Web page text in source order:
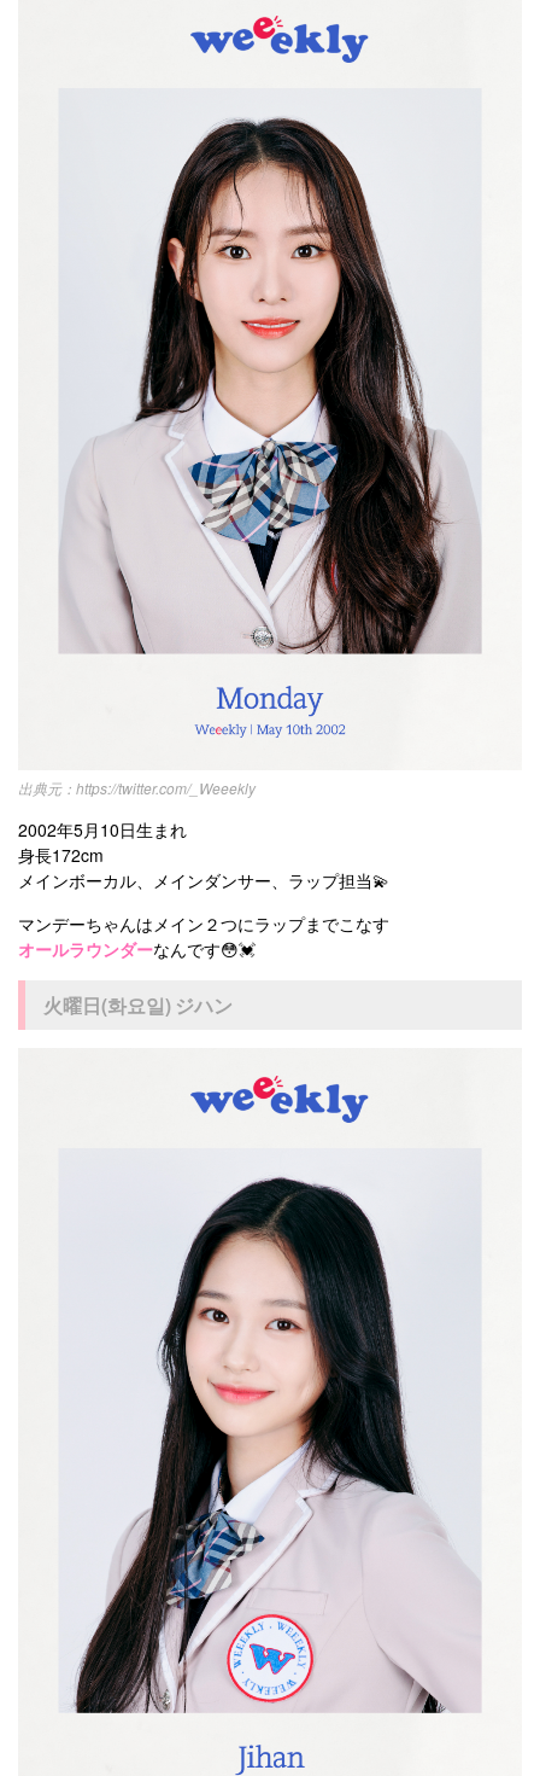
https://twitter.com/_Weeekly
2002年5月10日生まれ
身長172cm
メインボーカル、メインダンサー、ラップ担当💫
マンデーちゃんはメイン２つにラップまでこなす
オールラウンダーなんです😳💓
火曜日(화요일) ジハン